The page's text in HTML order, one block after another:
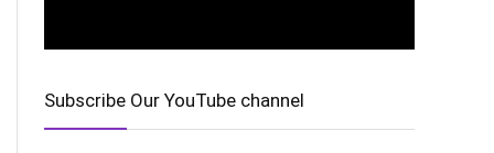
Subscribe Our YouTube channel